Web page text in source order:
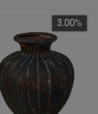
3.00%